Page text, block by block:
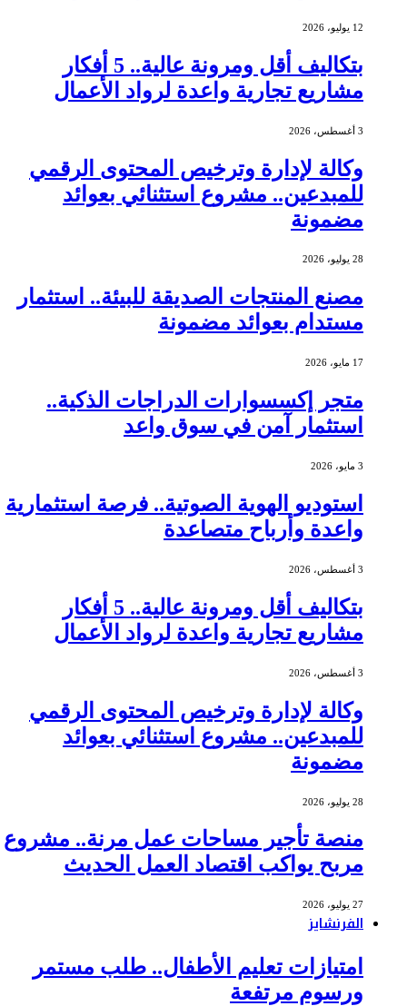
12 يوليو، 2026
بتكاليف أقل ومرونة عالية.. 5 أفكار
مشاريع تجارية واعدة لرواد الأعمال
3 أغسطس، 2026
وكالة لإدارة وترخيص المحتوى الرقمي
للمبدعين.. مشروع استثنائي بعوائد
مضمونة
28 يوليو، 2026
مصنع المنتجات الصديقة للبيئة.. استثمار
مستدام بعوائد مضمونة
17 مايو، 2026
متجر إكسسوارات الدراجات الذكية..
استثمار آمن في سوق واعد
3 مايو، 2026
استوديو الهوية الصوتية.. فرصة استثمارية
واعدة وأرباح متصاعدة
3 أغسطس، 2026
بتكاليف أقل ومرونة عالية.. 5 أفكار
مشاريع تجارية واعدة لرواد الأعمال
3 أغسطس، 2026
وكالة لإدارة وترخيص المحتوى الرقمي
للمبدعين.. مشروع استثنائي بعوائد
مضمونة
28 يوليو، 2026
منصة تأجير مساحات عمل مرنة.. مشروع
مربح يواكب اقتصاد العمل الحديث
27 يوليو، 2026
الفرنشايز
امتيازات تعليم الأطفال.. طلب مستمر
ورسوم مرتفعة